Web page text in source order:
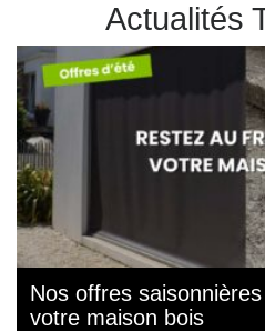
Actualités
Nos offres
votre maison bois